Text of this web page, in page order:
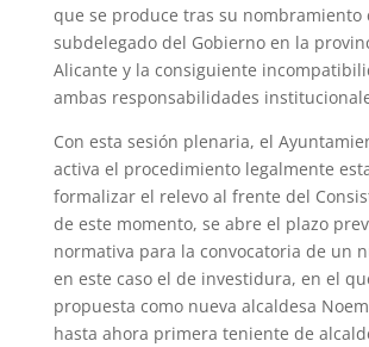
que se produce tras su nombramiento
subdelegado del Gobierno en la
Alicante y la consiguiente
ambas responsabilidades
Con esta sesión plenaria, el
activa el procedimiento legalmente
formalizar el relevo al frente del
de este momento, se abre el plazo
normativa para la convocatoria de un
en este caso el de investidura, en el
propuesta como nueva alcaldesa
hasta ahora primera teniente de